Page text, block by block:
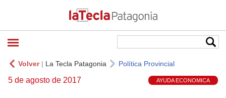
Volver| La Tecla Patagonia Política Provincial
5 de agosto de 2017 AYUDA ECONOMICA